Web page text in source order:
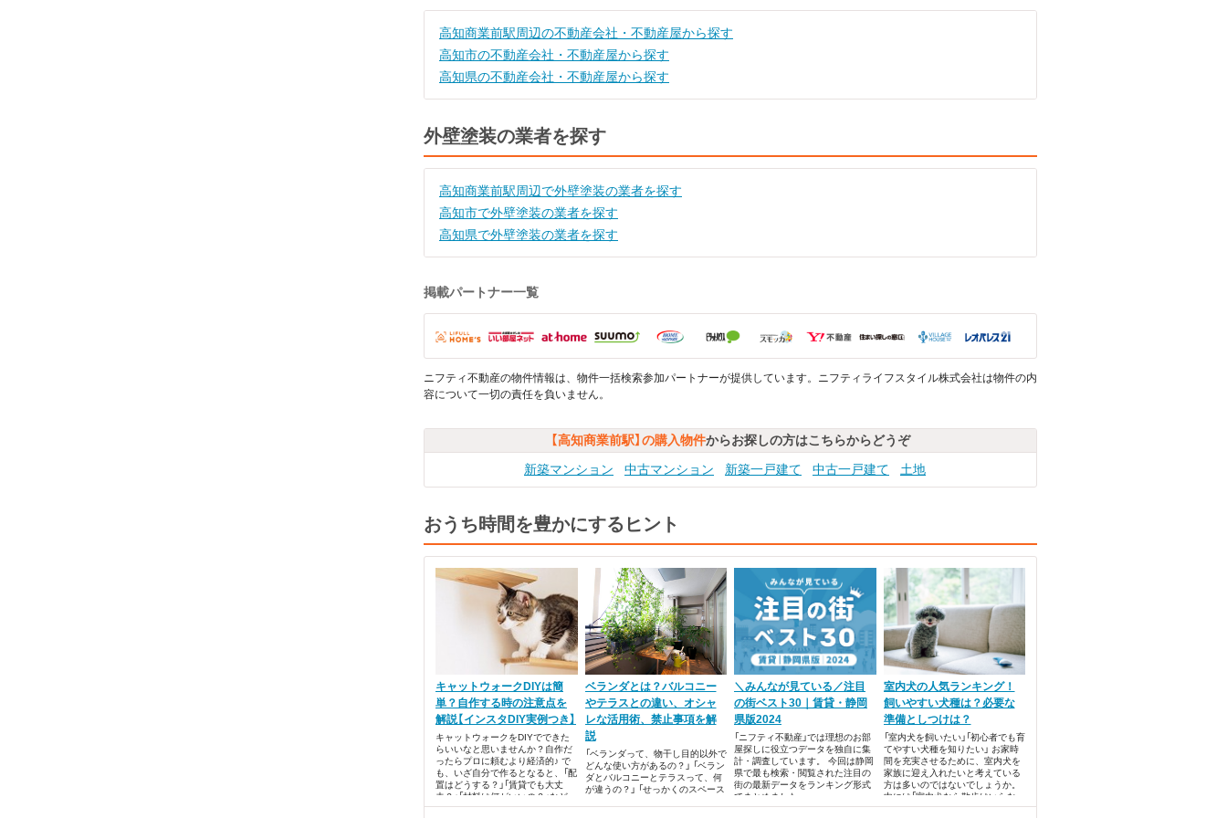
高知商業前駅周辺の不動産会社・不動産屋から探す
高知市の不動産会社・不動産屋から探す
高知県の不動産会社・不動産屋から探す
外壁塗装の業者を探す
高知商業前駅周辺で外壁塗装の業者を探す
高知市で外壁塗装の業者を探す
高知県で外壁塗装の業者を探す
掲載パートナー一覧
ニフティ不動産の物件情報は、物件一括検索参加パートナーが提供しています。ニフティライフスタイル株式会社は物件の内
容について一切の責任を負いません。
【高知商業前駅】の購入物件からお探しの方はこちらからどうぞ
新築マンション
中古マンション 新築一戸建て 中古一戸建て 土地
おうち時間を豊かにするヒント
キャットウォークDIYは簡
単？自作する時の注意点を
解説【インスタDIY実例つき】
キャットウォークをDIYでできた
らいいなと思いませんか？自作だ
ったらプロに頼むより経済的♪ で
も、いざ自分で作るとなると、「配
置はどうする？」「賃貸でも大丈
夫？」「材料は何がいいの？」など、
疑問がたくさんあると思います。
ベランダとは？バルコニー
やテラスとの違い、オシャ
レな活用術、禁止事項を解
説
「ベランダって、物干し目的以外で
どんな使い方があるの？」 「ベラン
ダとバルコニーとテラスって、何
が違うの？」 「せっかくのスペース
＼みんなが見ている／注目
の街ベスト30｜賃貸・静岡
県版2024
「ニフティ不動産」では理想のお部
屋探しに役立つデータを独自に集
計・調査しています。 今回は静岡
県で最も検索・閲覧された注目の
街の最新データをランキング形式
でまとめました。
室内犬の人気ランキング！
飼いやすい犬種は？必要な
準備としつけは？
「室内犬を飼いたい」「初心者でも育
てやすい犬種を知りたい」 お家時
間を充実させるために、室内犬を
家族に迎え入れたいと考えている
方は多いのではないでしょうか。
中には「室内犬なら散歩はいらな
い」といった誤解もあるようです。